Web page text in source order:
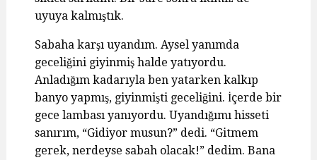
uyuya kalmıştık.
Sabaha karşı uyandım. Aysel yanımda
geceliğini giyinmiş halde yatıyordu.
Anladığım kadarıyla ben yatarken kalkıp
banyo yapmış, giyinmişti geceliğini. İçerde bir
gece lambası yanıyordu. Uyandığımı hisseti
sanırım, “Gidiyor musun?” dedi. “Gitmem
gerek, nerdeyse sabah olacak!” dedim. Bana